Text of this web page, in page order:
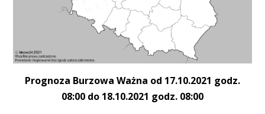
Prognoza Burzowa Ważna od 17.10.2021 godz.
08:00 do 18.10.2021 godz. 08:00